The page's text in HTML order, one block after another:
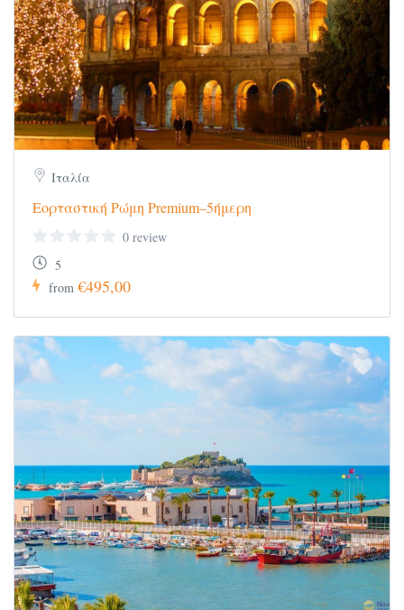
Μάλτας
Ελληνόφωνος Αρχηγός – Ξεναγός
Ταξιδιωτική ασφάλιση αστικής
επαγγελματικής ευθύνης
Υπηρεσίες τοπικού αντιπροσώπου του
γραφείου μας
Ό,τι αναφέρεται ως προαιρετικό ή
προτεινόμενο και ό,τι ρητά δεν αναγράφεται
Φιλοδωρήματα, ποτά, αχθοφορικά
Σημειώσεις:
Οι ξεναγήσεις, εκδρομές, περιηγήσεις είναι
ενδεικτικές και δύναται να αλλάξει η σειρά
που θα πραγματοποιηθούν.
Ιταλία
Εορταστική Ρώμη Premium–5ήμερη
0 review
5
from €495,00